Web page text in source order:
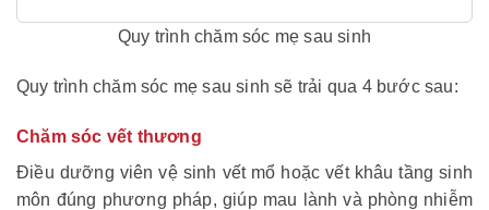
Quy trình chăm sóc mẹ sau sinh
Quy trình chăm sóc mẹ sau sinh sẽ trải qua 4 bước sau:
Chăm sóc vết thương
Điều dưỡng viên vệ sinh vết mổ hoặc vết khâu tầng sinh
môn đúng phương pháp, giúp mau lành và phòng nhiễm